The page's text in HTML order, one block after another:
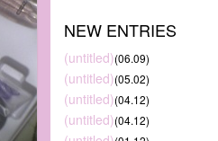
NEW ENTRIES
(untitled)(06.09)
(untitled)(05.02)
(untitled)(04.12)
(untitled)(04.12)